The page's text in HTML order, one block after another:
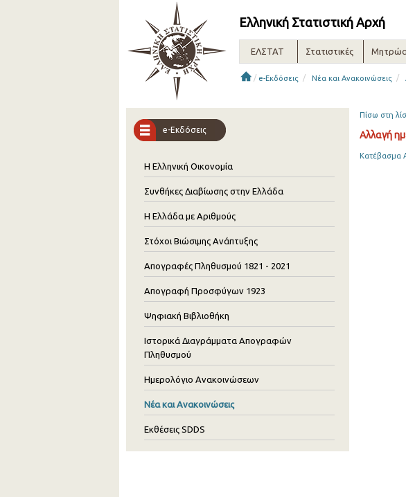
Ελληνική Στατιστική Αρχή
ΕΛΣΤΑΤ Στατιστικές Μητρώα
/ e-Εκδόσεις / Νέα και Ανακοινώσεις /
e-Εκδόσεις
Η Ελληνική Οικονομία
Συνθήκες Διαβίωσης στην Ελλάδα
Η Ελλάδα με Αριθμούς
Στόχοι Βιώσιμης Ανάπτυξης
Απογραφές Πληθυσμού 1821 - 2021
Απογραφή Προσφύγων 1923
Ψηφιακή Βιβλιοθήκη
Ιστορικά Διαγράμματα Απογραφών
Πληθυσμού
Ημερολόγιο Ανακοινώσεων
Νέα και Ανακοινώσεις
Εκθέσεις SDDS
Πίσω στη
Αλλαγή
Κατέβασμα